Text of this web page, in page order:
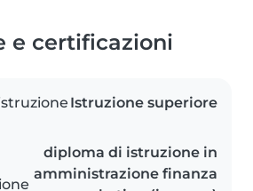
e certificazioni
Istruzione superiore
diploma di istruzione in
amministrazione finanza